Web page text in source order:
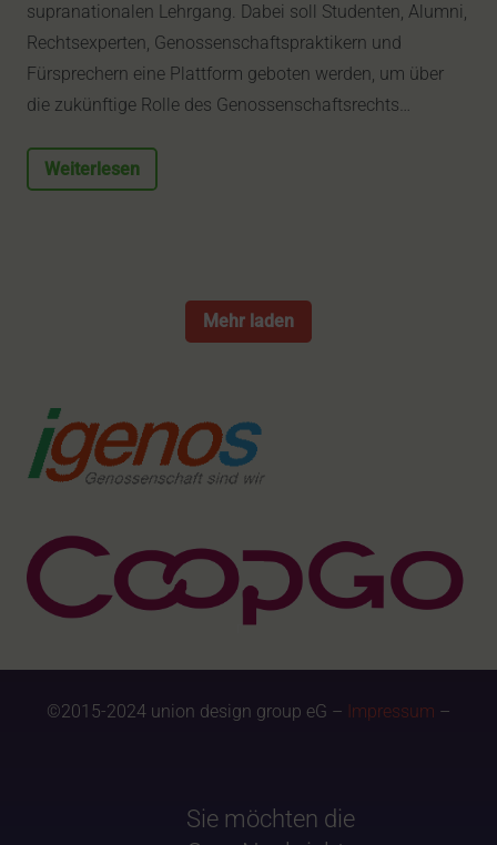
supranationalen Lehrgang. Dabei soll Studenten, Alumni,
Rechtsexperten, Genossenschaftspraktikern und
Fürsprechern eine Plattform geboten werden, um über
die zukünftige Rolle des Genossenschaftsrechts…
Weiterlesen
Mehr laden
©2015-2024 union design group eG – Impressum –
Sie möchten die